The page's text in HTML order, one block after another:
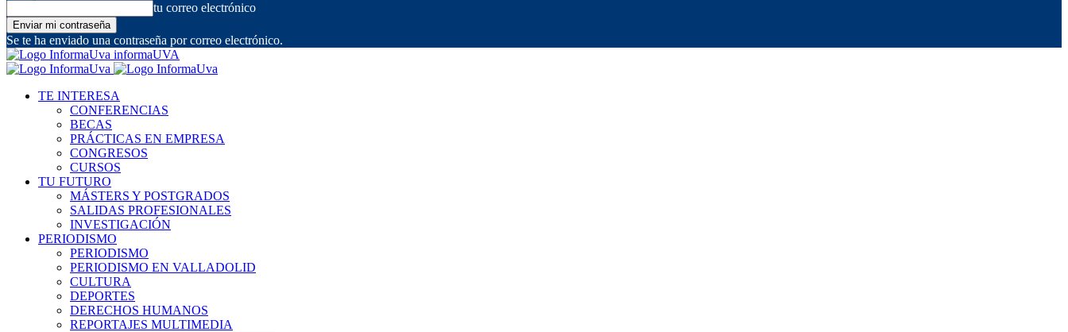
tu correo electrónico
Se te ha enviado una contraseña por correo electrónico.
informaUVA
TE INTERESA
CONFERENCIAS
BECAS
PRÁCTICAS EN EMPRESA
CONGRESOS
CURSOS
TU FUTURO
MÁSTERS Y POSTGRADOS
SALIDAS PROFESIONALES
INVESTIGACIÓN
PERIODISMO
PERIODISMO
PERIODISMO EN VALLADOLID
CULTURA
DEPORTES
DERECHOS HUMANOS
REPORTAJES MULTIMEDIA